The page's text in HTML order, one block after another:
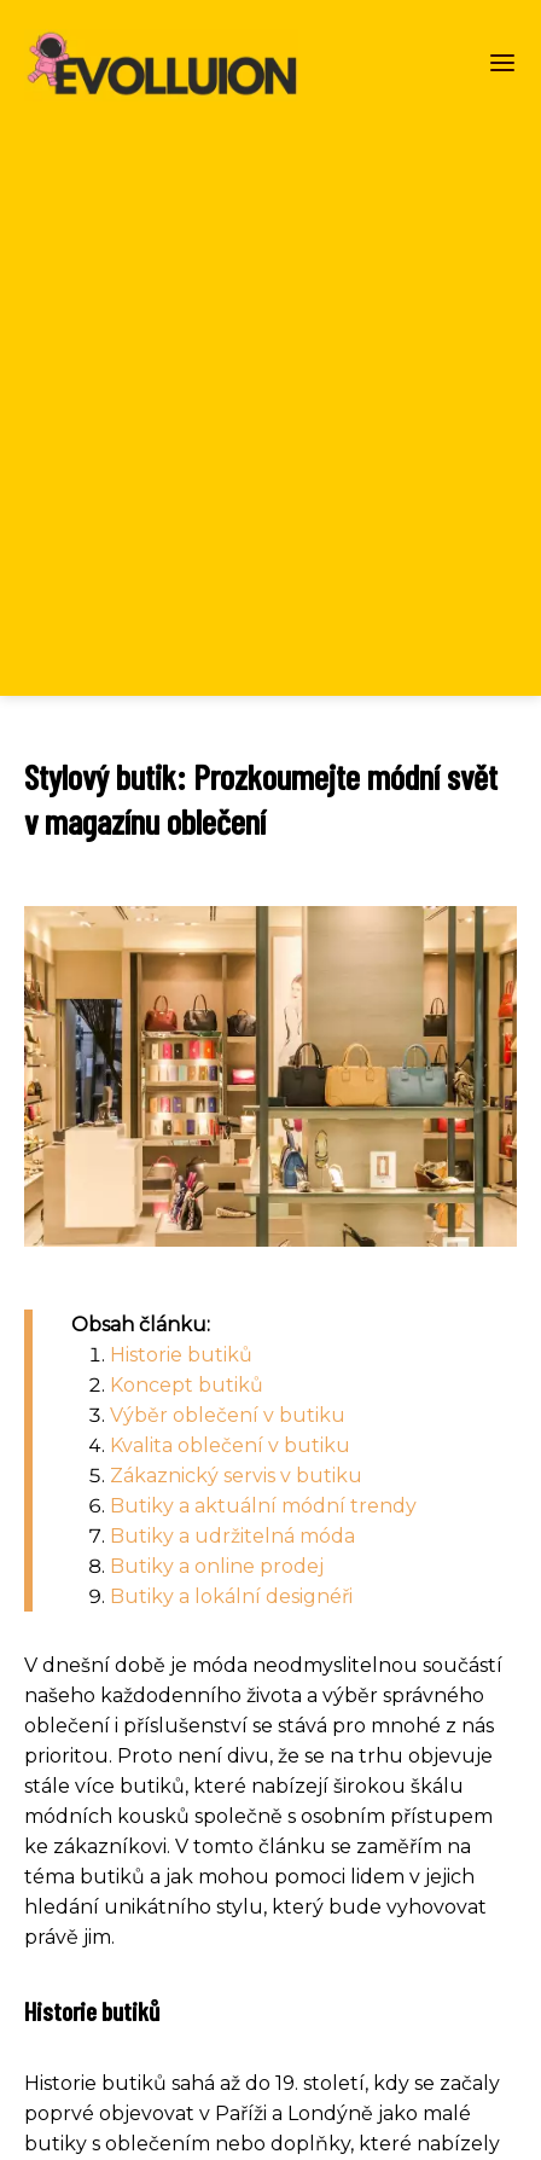
Stylový butik: Prozkoumejte módní svět
v magazínu oblečení
Obsah článku:
Historie butiků
Koncept butiků
Výběr oblečení v butiku
Kvalita oblečení v butiku
Zákaznický servis v butiku
Butiky a aktuální módní trendy
Butiky a udržitelná móda
Butiky a online prodej
Butiky a lokální designéři
V dnešní době je móda neodmyslitelnou součástí
našeho každodenního života a výběr správného
oblečení i příslušenství se stává pro mnohé z nás
prioritou. Proto není divu, že se na trhu objevuje
stále více butiků, které nabízejí širokou škálu
módních kousků společně s osobním přístupem
ke zákazníkovi. V tomto článku se zaměřím na
téma butiků a jak mohou pomoci lidem v jejich
hledání unikátního stylu, který bude vyhovovat
právě jim.
Historie butiků
Historie butiků sahá až do 19. století, kdy se začaly
poprvé objevovat v Paříži a Londýně jako malé
butiky s oblečením nebo doplňky, které nabízely